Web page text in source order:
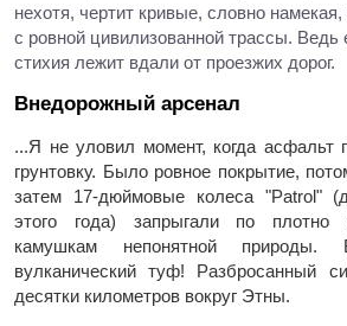
нехотя, чертит кривые, словно
с ровной цивилизованной трассы. Ведь
стихия лежит вдали от проезжих дорог.
Внедорожный арсенал
...Я не уловил момент, когда асфальт
грунтовку. Было ровное покрытие,
затем 17-дюймовые колеса "Patrol"
этого года) запрыгали по плотно
камушкам непонятной
вулканический туф! Разбросанный
десятки километров вокруг Этны.